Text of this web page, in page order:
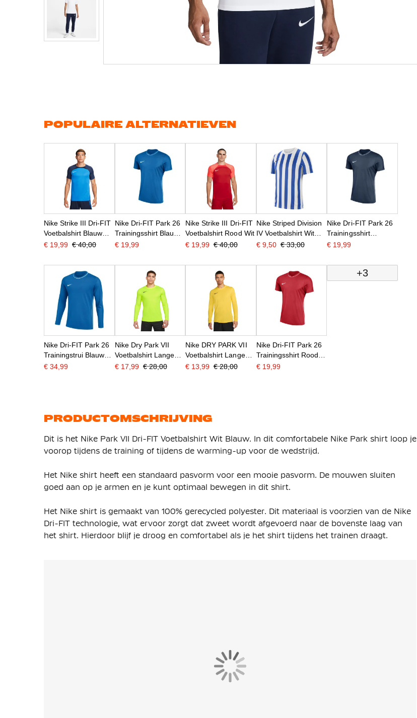
gallerij
POPULAIRE ALTERNATIEVEN
Nike Strike III Dri-FIT
Voetbalshirt Blauw
Donkerblauw Wit
€ 19,99 € 40,00
Nike Dri-FIT Park 26
Trainingsshirt Blauw
Wit
€ 19,99
Nike Strike III Dri-FIT
Voetbalshirt Rood Wit
€ 19,99 € 40,00
Nike Striped Division
IV Voetbalshirt Wit
Blauw
€ 9,50 € 33,00
Nike Dri-FIT Park 26
Trainingsshirt
Donkerblauw Wit
€ 19,99
Nike Dri-FIT Park 26
Trainingstrui Blauw
Wit
€ 34,99
Nike Dry Park VII
Voetbalshirt Lange
Mouwen Geel
€ 17,99 € 28,00
Nike DRY PARK VII
Voetbalshirt Lange
Mouwen Geel Zwart
€ 13,99 € 28,00
Nike Dri-FIT Park 26
Trainingsshirt Rood
Wit
€ 19,99
+3
PRODUCTOMSCHRIJVING
Dit is het Nike Park VII Dri-FIT Voetbalshirt Wit Blauw. In dit comfortabele Nike Park shirt loop je
voorop tijdens de training of tijdens de warming-up voor de wedstrijd.
Het Nike shirt heeft een standaard pasvorm voor een mooie pasvorm. De mouwen sluiten
goed aan op je armen en je kunt optimaal bewegen in dit shirt.
Het Nike shirt is gemaakt van 100% gerecycled polyester. Dit materiaal is voorzien van de Nike
Dri-FIT technologie, wat ervoor zorgt dat zweet wordt afgevoerd naar de bovenste laag van
het shirt. Hierdoor blijf je droog en comfortabel als je het shirt tijdens het trainen draagt.